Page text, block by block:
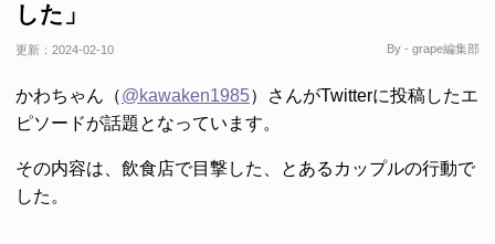
した」
更新： 2024-02-10 By - grape編集部
かわちゃん（@kawaken1985）さんがTwitterに投稿したエ
ピソードが話題となっています。
その内容は、飲食店で目撃した、とあるカップルの行動で
した。